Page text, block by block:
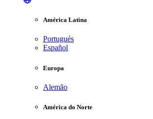
América Latina
Portugués
Español
Europa
Alemão
América do Norte